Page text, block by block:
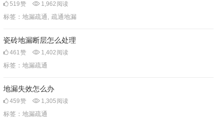
519赞 1,962 阅读
标签： 地漏疏通 , 疏通地漏
瓷砖地漏断层怎么处理
461赞 1,402 阅读
标签： 地漏疏通
地漏失效怎么办
459赞 1,305 阅读
标签： 地漏疏通